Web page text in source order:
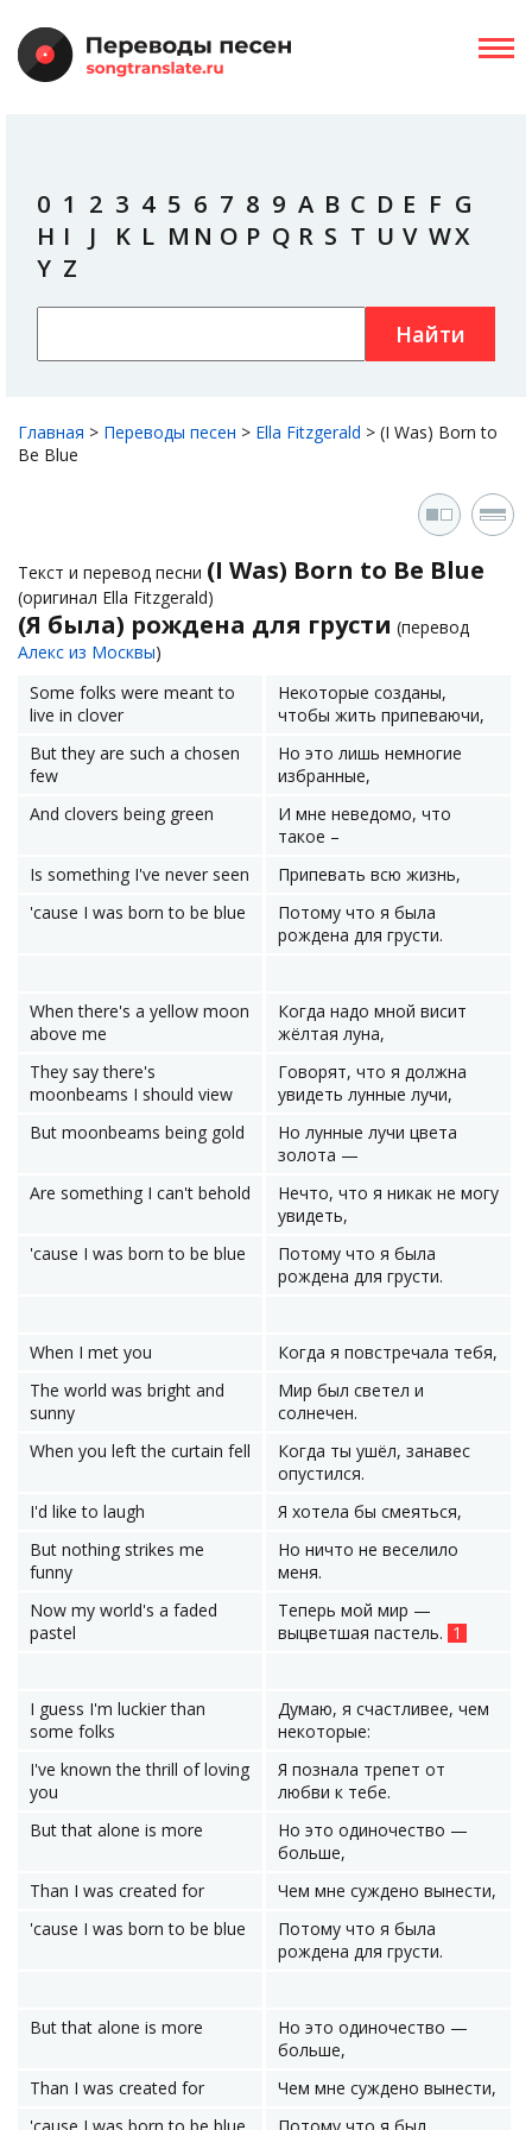
0 1 2 3 4 5 6 7 8 9 A B C D E F G
H I J K L M N O P Q R S T U V WX
Y Z
Найти
Главная > Переводы песен > Ella Fitzgerald > (I Was) Born to
Be Blue
Текст и перевод песни (I Was) Born to Be Blue
(оригинал Ella Fitzgerald)
(Я была) рождена для грусти (перевод
Алекс из Москвы)
Some folks were meant to
live in clover
Некоторые созданы,
чтобы жить припеваючи,
But they are such a chosen
few
Но это лишь немногие
избранные,
And clovers being green
И мне неведомо, что
такое –
Is something I've never seen
Припевать всю жизнь,
'cause I was born to be blue
Потому что я была
рождена для грусти.
When there's a yellow moon
above me
Когда надо мной висит
жёлтая луна,
They say there's
moonbeams I should view
Говорят, что я должна
увидеть лунные лучи,
But moonbeams being gold
Но лунные лучи цвета
золота —
Are something I can't behold
Нечто, что я никак не могу
увидеть,
'cause I was born to be blue
Потому что я была
рождена для грусти.
When I met you
Когда я повстречала тебя,
The world was bright and
sunny
Мир был светел и
солнечен.
When you left the curtain fell
Когда ты ушёл, занавес
опустился.
I'd like to laugh
Я хотела бы смеяться,
But nothing strikes me
funny
Но ничто не веселило
меня.
Now my world's a faded
pastel
Теперь мой мир —
выцветшая пастель. 1
I guess I'm luckier than
some folks
Думаю, я счастливее, чем
некоторые:
I've known the thrill of loving
you
Я познала трепет от
любви к тебе.
But that alone is more
Но это одиночество —
больше,
Than I was created for
Чем мне суждено вынести,
'cause I was born to be blue
Потому что я была
рождена для грусти.
But that alone is more
Но это одиночество —
больше,
Than I was created for
Чем мне суждено вынести,